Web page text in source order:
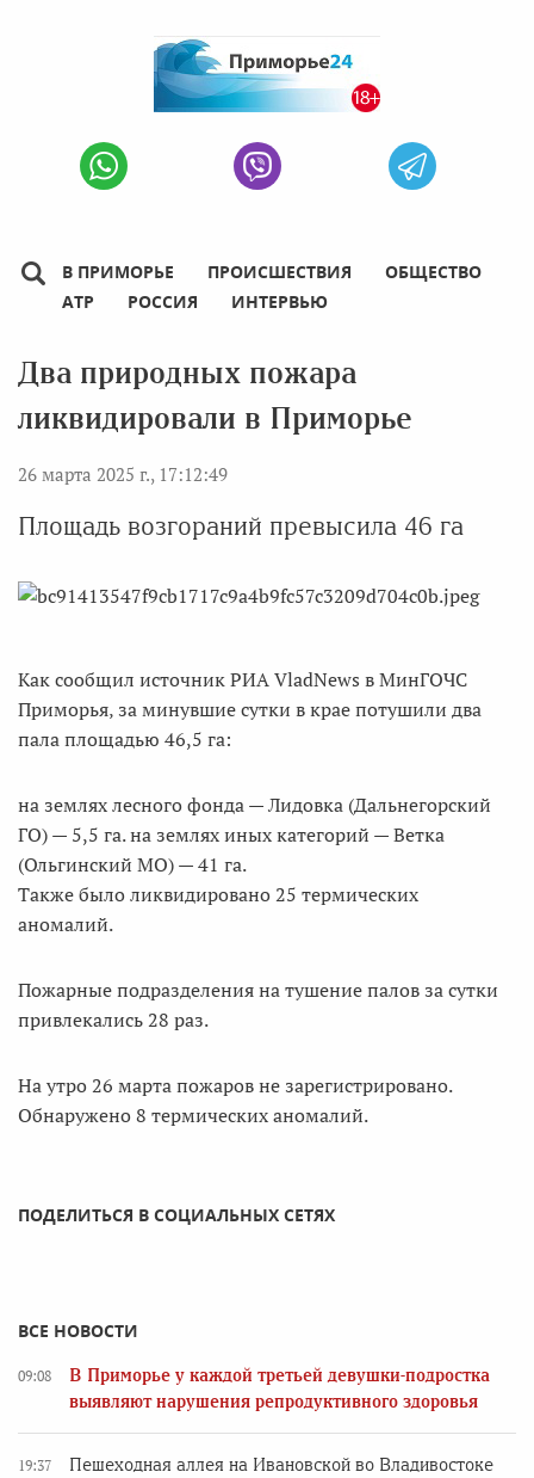
В ПРИМОРЬЕ ПРОИСШЕСТВИЯ
ОБЩЕСТВО
АТР
РОССИЯ ИНТЕРВЬЮ
Два природных пожара
ликвидировали в Приморье
26 марта 2025 г., 17:12:49
Площадь возгораний превысила 46 га
Как сообщил источник РИА VladNews в МинГОЧС
Приморья‚ за минувшие сутки в крае потушили два
пала площадью 46,5 га:
на землях лесного фонда — Лидовка (Дальнегорский
ГО) — 5,5 га. на землях иных категорий — Ветка
(Ольгинский МО) — 41 га.
Также было ликвидировано 25 термических
аномалий.
Пожарные подразделения на тушение палов за сутки
привлекались 28 раз.
На утро 26 марта пожаров не зарегистрировано.
Обнаружено 8 термических аномалий.
ПОДЕЛИТЬСЯ В СОЦИАЛЬНЫХ СЕТЯХ
ВСЕ НОВОСТИ
09:08
В Приморье у каждой третьей девушки-подростка
выявляют нарушения репродуктивного здоровья
19:37
Пешеходная аллея на Ивановской во Владивостоке